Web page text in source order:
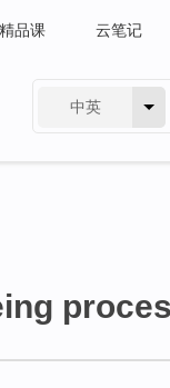
品课 云笔记
中英